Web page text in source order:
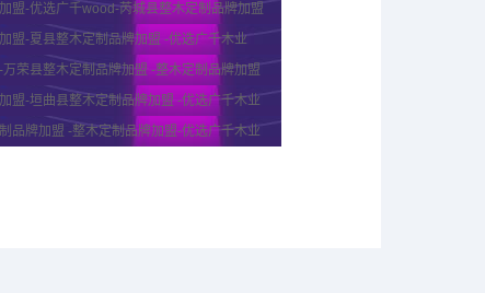
盟-优选广千wood-芮城县整木定制品牌加盟
盟-夏县整木定制品牌加盟 -优选广千木业
荣县整木定制品牌加盟 -整木定制品牌加盟
盟-垣曲县整木定制品牌加盟 -优选广千木业
品牌加盟 -整木定制品牌加盟-优选广千木业